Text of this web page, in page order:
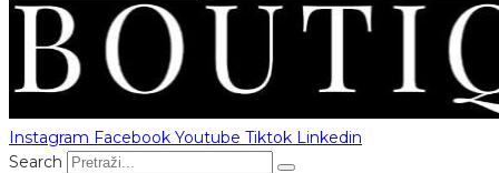
Instagram Facebook Youtube Tiktok Linkedin
Search